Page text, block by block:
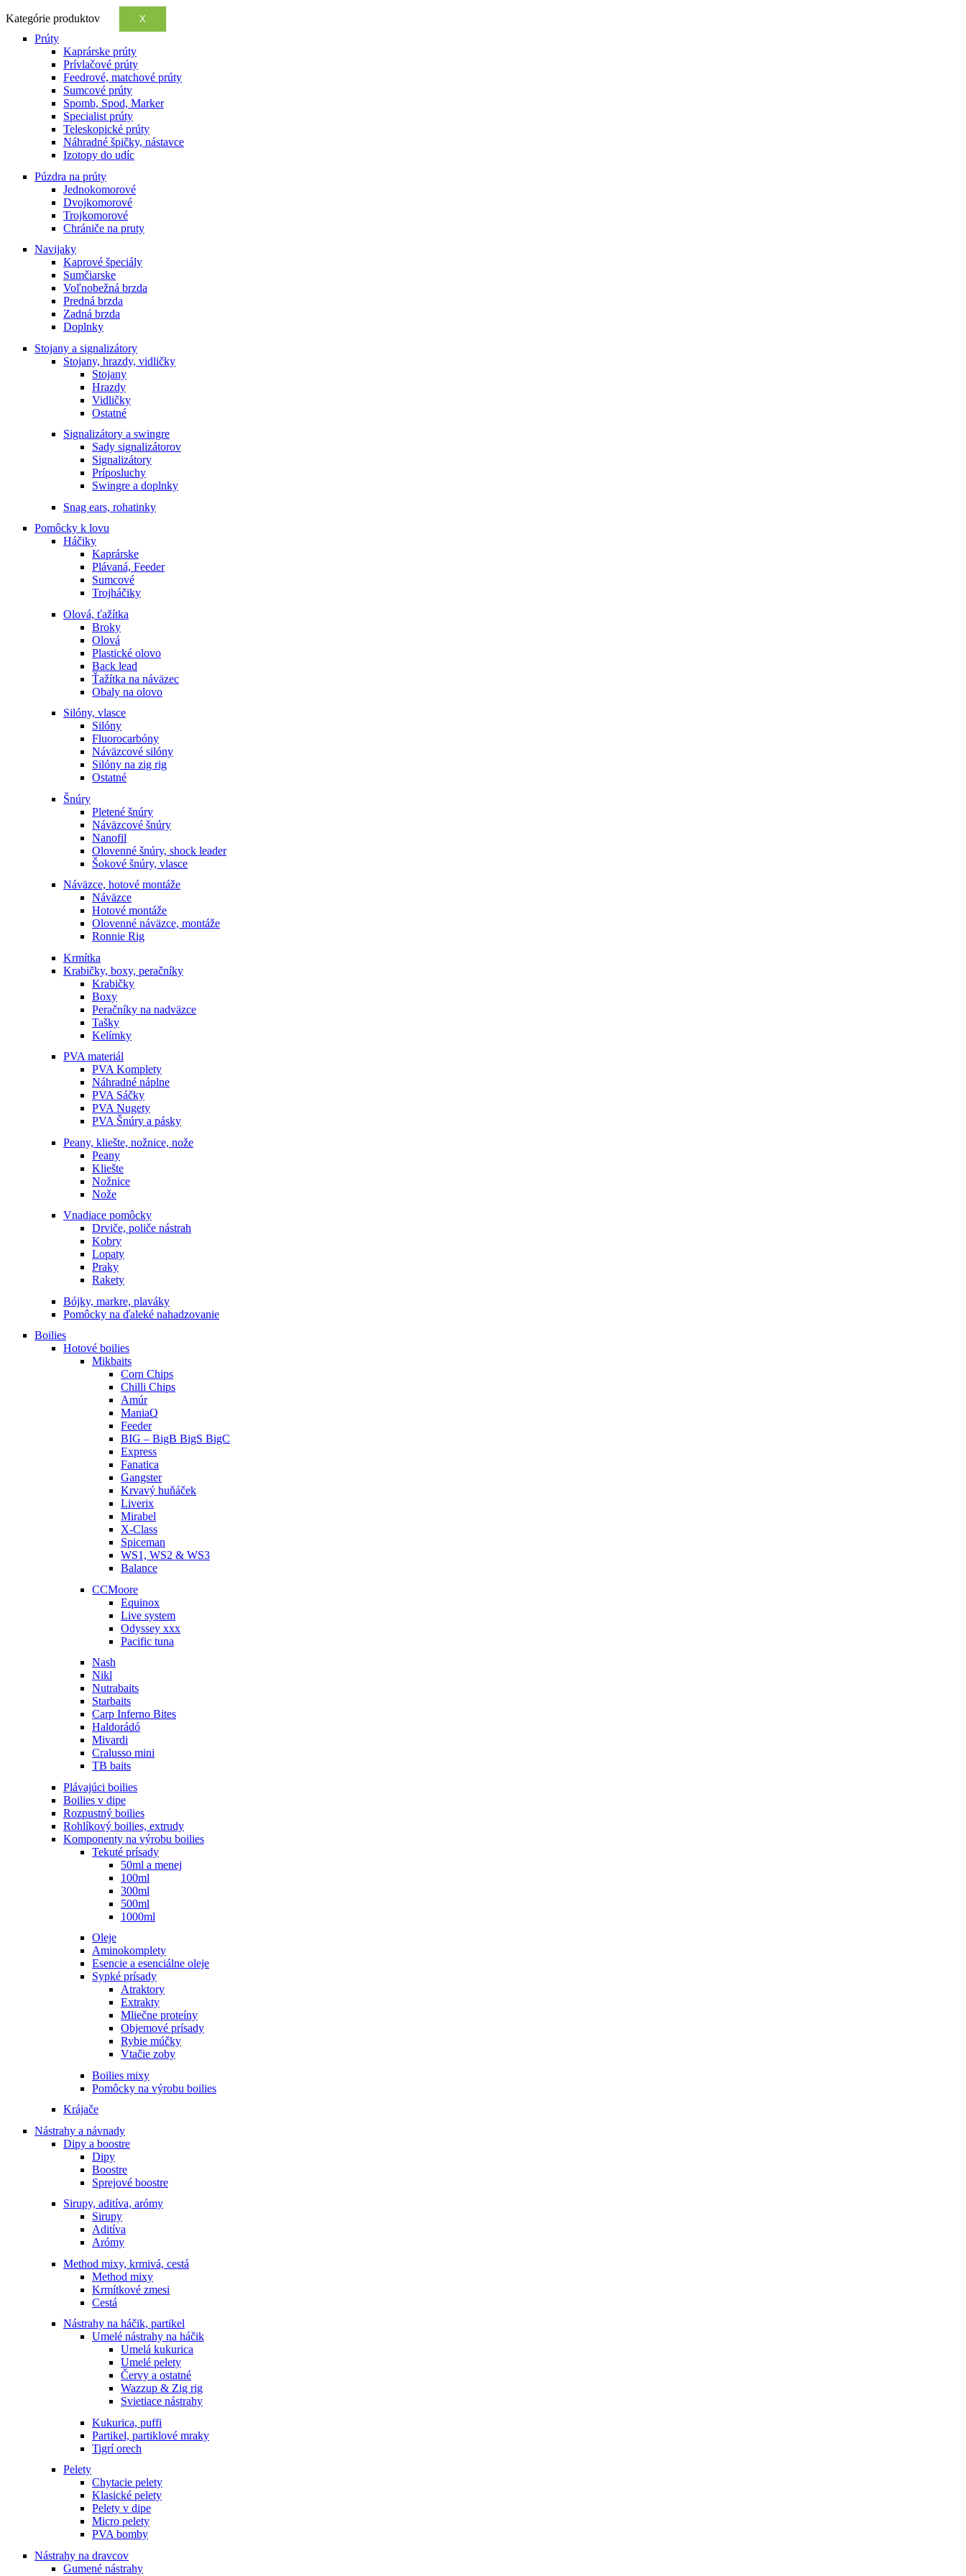
Kategórie produktov X
Prúty
Kaprárske prúty
Prívlačové prúty
Feedrové, matchové prúty
Sumcové prúty
Spomb, Spod, Marker
Specialist prúty
Teleskopické prúty
Náhradné špičky, nástavce
Izotopy do udíc
Púzdra na prúty
Jednokomorové
Dvojkomorové
Trojkomorové
Chrániče na pruty
Navijaky
Kaprové špeciály
Sumčiarske
Voľnobežná brzda
Predná brzda
Zadná brzda
Doplnky
Stojany a signalizátory
Stojany, hrazdy, vidličky
Stojany
Hrazdy
Vidličky
Ostatné
Signalizátory a swingre
Sady signalizátorov
Signalizátory
Príposluchy
Swingre a doplnky
Snag ears, rohatinky
Pomôcky k lovu
Háčiky
Kaprárske
Plávaná, Feeder
Sumcové
Trojháčiky
Olová, ťažítka
Broky
Olová
Plastické olovo
Back lead
Ťažítka na náväzec
Obaly na olovo
Silóny, vlasce
Silóny
Fluorocarbóny
Náväzcové silóny
Silóny na zig rig
Ostatné
Šnúry
Pletené šnúry
Náväzcové šnúry
Nanofil
Olovenné šnúry, shock leader
Šokové šnúry, vlasce
Náväzce, hotové montáže
Náväzce
Hotové montáže
Olovenné náväzce, montáže
Ronnie Rig
Krmítka
Krabičky, boxy, peračníky
Krabičky
Boxy
Peračníky na nadväzce
Tašky
Kelímky
PVA materiál
PVA Komplety
Náhradné náplne
PVA Sáčky
PVA Nugety
PVA Šnúry a pásky
Peany, kliešte, nožnice, nože
Peany
Kliešte
Nožnice
Nože
Vnadiace pomôcky
Drviče, poliče nástrah
Kobry
Lopaty
Praky
Rakety
Bójky, markre, plaváky
Pomôcky na ďaleké nahadzovanie
Boilies
Hotové boilies
Mikbaits
Corn Chips
Chilli Chips
Amúr
ManiaQ
Feeder
BIG – BigB BigS BigC
Express
Fanatica
Gangster
Krvavý huňáček
Liverix
Mirabel
X-Class
Spiceman
WS1, WS2 & WS3
Balance
CCMoore
Equinox
Live system
Odyssey xxx
Pacific tuna
Nash
Nikl
Nutrabaits
Starbaits
Carp Inferno Bites
Haldorádó
Mivardi
Cralusso mini
TB baits
Plávajúci boilies
Boilies v dipe
Rozpustný boilies
Rohlíkový boilies, extrudy
Komponenty na výrobu boilies
Tekuté prísady
50ml a menej
100ml
300ml
500ml
1000ml
Oleje
Aminokomplety
Esencie a esenciálne oleje
Sypké prísady
Atraktory
Extrakty
Mliečne proteíny
Objemové prísady
Rybie múčky
Vtačie zoby
Boilies mixy
Pomôcky na výrobu boilies
Krájače
Nástrahy a návnady
Dipy a boostre
Dipy
Boostre
Sprejové boostre
Sirupy, aditíva, arómy
Sirupy
Aditíva
Arómy
Method mixy, krmivá, cestá
Method mixy
Krmítkové zmesi
Cestá
Nástrahy na háčik, partikel
Umelé nástrahy na háčik
Umelá kukurica
Umelé pelety
Červy a ostatné
Wazzup & Zig rig
Svietiace nástrahy
Kukurica, puffi
Partikel, partiklové mraky
Tigrí orech
Pelety
Chytacie pelety
Klasické pelety
Pelety v dipe
Micro pelety
PVA bomby
Nástrahy na dravcov
Gumené nástrahy